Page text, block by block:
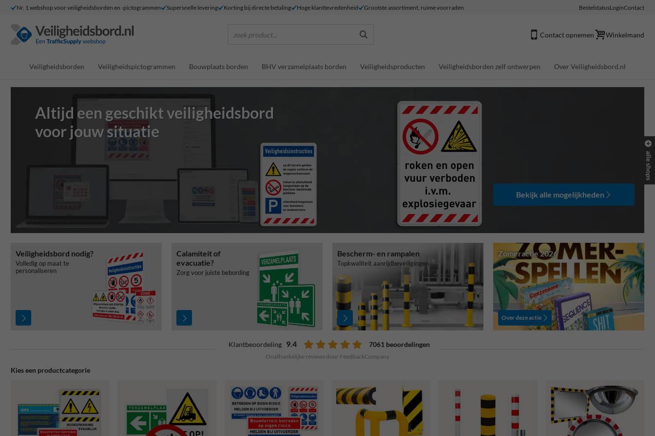
Nr. 1 webshop voor veiligheidsborden en -pictogrammen Supersnelle levering Korting bij directe betaling Hoge klanttevredenheid Grootste assortiment, ruime voorraden BestelstatusLoginContact
zoek product... Contact opnemen Winkelmand
Veiligheidsborden Veiligheidspictogrammen Bouwplaats borden BHV verzamelplaats borden Veiligheidsproducten Veiligheidsborden zelf ontwerpen Over Veiligheidsbord.nl
Altijd een geschikt veiligheidsbord
voor jouw situatie
Bekijk alle mogelijkheden
Veiligheidsbord nodig?
Volledig op maat te
personaliseren
Calamiteit of
evacuatie?
Zorg voor juiste bebording
Bescherm- en rampalen
Topkwaliteit aanrijdbeveiligingen
Zomeractie 2026
Over deze actie
Klantbeoordeling 9.4 7061 beoordelingen
Onafhankelijke reviews door FeedbackCompany
Kies een productcategorie
alle shops